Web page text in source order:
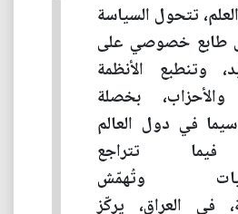
تتحول السياسة
طابع خصوصي على
وتنطبع الأنظمة
والأحزاب، بخصلة
سيما في دول العالم
فيما تتراجع
وتُهمّش
في العراق، يركّز